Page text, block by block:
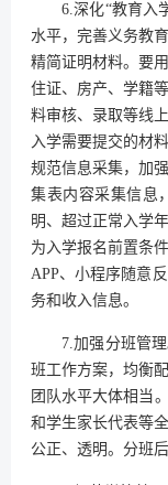
6.深化“教育入
水平，完善义务教
精简证明材料。要
住证、房产、学籍
料审核、录取等线
入学需要提交的材
规范信息采集，加
集表内容采集信息
明、超过正常入学
为入学报名前置条
APP、小程序随意
务和收入信息。
7.加强分班管
班工作方案，均衡
团队水平大体相当
和学生家长代表等
公正、透明。分班